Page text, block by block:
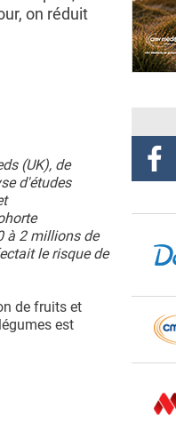
on réduit
(UK), de
d'études
à 2 millions de
le risque de
de fruits et
est